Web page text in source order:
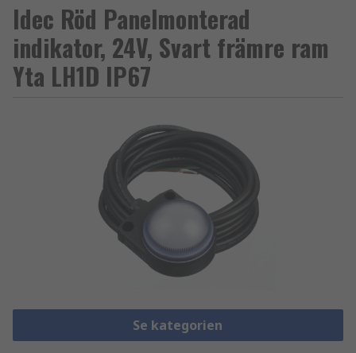
Idec Röd Panelmonterad
indikator, 24V, Svart främre ram
Yta LH1D IP67
Se kategorien